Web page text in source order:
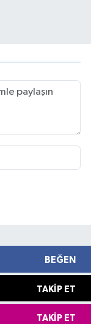
BEĞEN
TAKIP ET
TAKIP ET